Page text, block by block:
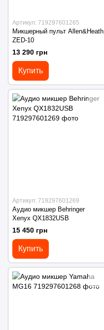
Артикул: 719297601265
Микшерный пульт Allen&Heath
ZED-10
13 290 грн
Купить
Артикул: 719297601269
Аудио микшер Behringer
Xenyx QX1832USB
15 450 грн
Купить